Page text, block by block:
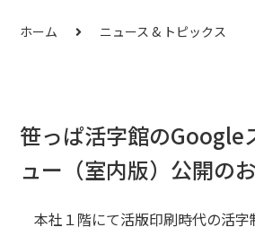
ホーム ニュース & トピックス
笹っぱ活字館のGoogle
ュー（室内版）公開の
本社１階にて活版印刷時代の活字